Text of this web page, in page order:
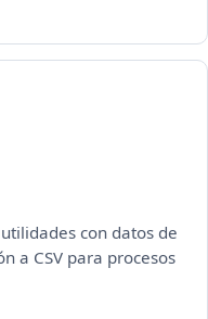
con datos de
a CSV para procesos